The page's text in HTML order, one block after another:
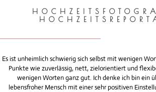
Es ist unheimlich schwierig sich selbst mit wenigen
Punkte wie zuverlässig, nett, zielorientiert und
wenigen Worten ganz gut. Ich denke ich bin ein
lebensfroher Mensch mit einer sehr positiven